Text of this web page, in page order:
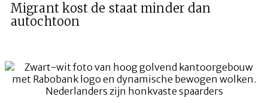
Migrant kost de staat minder dan
autochtoon